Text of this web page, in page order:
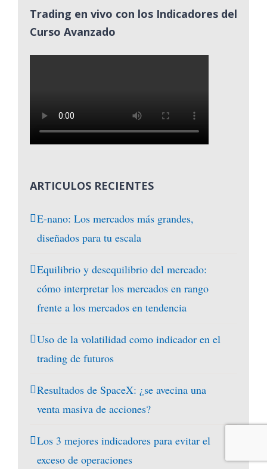
Trading en vivo con los Indicadores del
Curso Avanzado
ARTICULOS RECIENTES
E-nano: Los mercados más grandes,
diseñados para tu escala
Equilibrio y desequilibrio del mercado:
cómo interpretar los mercados en rango
frente a los mercados en tendencia
Uso de la volatilidad como indicador en el
trading de futuros
Resultados de SpaceX: ¿se avecina una
venta masiva de acciones?
Los 3 mejores indicadores para evitar el
exceso de operaciones